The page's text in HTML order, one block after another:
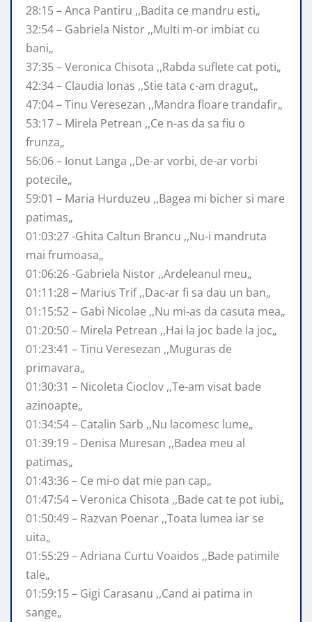
28:15 – Anca Pantiru ,,Badita ce mandru esti„
32:54 – Gabriela Nistor ,,Multi m-or imbiat cu
bani„
37:35 – Veronica Chisota ,,Rabda suflete cat poti„
42:34 – Claudia Ionas ,,Stie tata c-am dragut„
47:04 – Tinu Veresezan ,,Mandra floare trandafir„
53:17 – Mirela Petrean ,,Ce n-as da sa fiu o
frunza„
56:06 – Ionut Langa ,,De-ar vorbi, de-ar vorbi
potecile„
59:01 – Maria Hurduzeu ,,Bagea mi bicher si mare
patimas„
01:03:27 -Ghita Caltun Brancu ,,Nu-i mandruta
mai frumoasa„
01:06:26 -Gabriela Nistor ,,Ardeleanul meu„
01:11:28 – Marius Trif ,,Dac-ar fi sa dau un ban„
01:15:52 – Gabi Nicolae ,,Nu mi-as da casuta mea„
01:20:50 – Mirela Petrean ,,Hai la joc bade la joc„
01:23:41 – Tinu Veresezan ,,Muguras de
primavara„
01:30:31 – Nicoleta Cioclov ,,Te-am visat bade
azinoapte„
01:34:54 – Catalin Sarb ,,Nu lacomesc lume„
01:39:19 – Denisa Muresan ,,Badea meu al
patimas„
01:43:36 – Ce mi-o dat mie pan cap„
01:47:54 – Veronica Chisota ,,Bade cat te pot iubi„
01:50:49 – Razvan Poenar ,,Toata lumea iar se
uita„
01:55:29 – Adriana Curtu Voaidos ,,Bade patimile
tale„
01:59:15 – Gigi Carasanu ,,Cand ai patima in
sange„